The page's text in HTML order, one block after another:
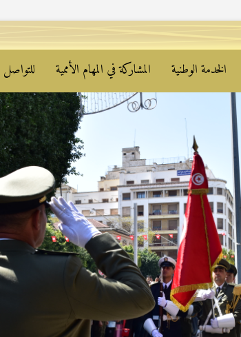
الخدمة الوطنية المشاركة في المهام الأممية للتواصل